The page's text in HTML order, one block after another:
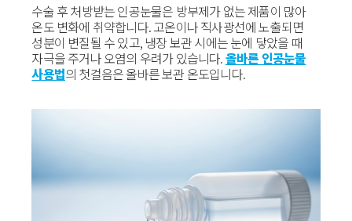
수술 후 처방받는 인공눈물은 방부제가 없는 제품이 많아
온도 변화에 취약합니다. 고온이나 직사광선에 노출되면
성분이 변질될 수 있고, 냉장 보관 시에는 눈에 닿았을 때
자극을 주거나 오염의 우려가 있습니다.올바른 인공눈물
사용법의 첫걸음은 올바른 보관 온도입니다.